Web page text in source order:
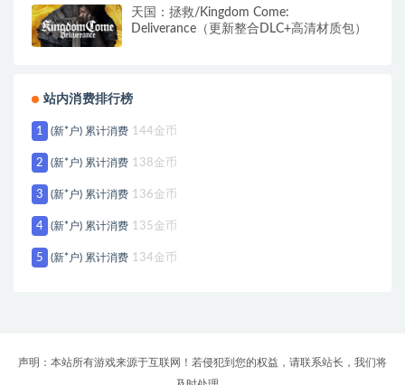
天国：拯救/Kingdom Come:
Deliverance（更新整合DLC+高清材质包）
站内消费排行榜
1 (新*户) 累计消费 144金币
2 (新*户) 累计消费 138金币
3 (新*户) 累计消费 136金币
4 (新*户) 累计消费 135金币
5 (新*户) 累计消费 134金币
声明：本站所有游戏来源于互联网！若侵犯到您的权益，请联系站长，我们将